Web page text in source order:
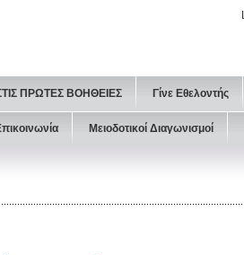
ΠΡΩΤΕΣ ΒΟΗΘΕΙΕΣ Γίνε Εθελοντής
Μειοδοτικοί Διαγωνισμοί